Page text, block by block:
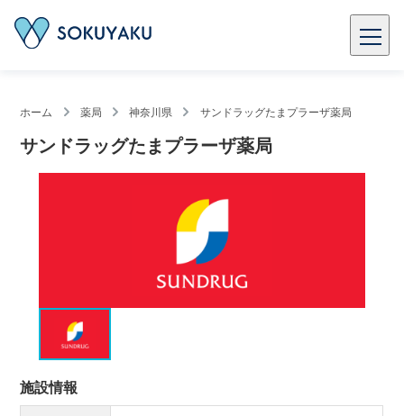
ホーム 薬局 神奈川県 サンドラッグたまプラーザ薬局
サンドラッグたまプラーザ薬局
施設情報